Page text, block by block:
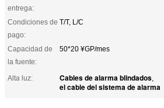
entrega:
Condiciones de
pago:
T/T, L/C
Capacidad de
la fuente:
50*20 ¥GP/mes
Alta luz: Cables de alarma blindados,
el cable del sistema de alarma